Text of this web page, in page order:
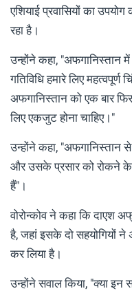
एशियाई प्रवासियों का
रहा है।
उन्होंने कहा, "अफगानिस्तान
गतिविधि हमारे लिए महत्वपूर्ण
अफगानिस्तान को एक बार
लिए एकजुट होना चाहिए।"
उन्होंने कहा, "अफगानिस्तान
और उसके प्रसार को रोकने के
हैं"।
वोरोन्कोव ने कहा कि दाएश
है, जहां इसके दो सहयोगियों ने
कर लिया है।
उन्होंने सवाल किया, "क्या इन